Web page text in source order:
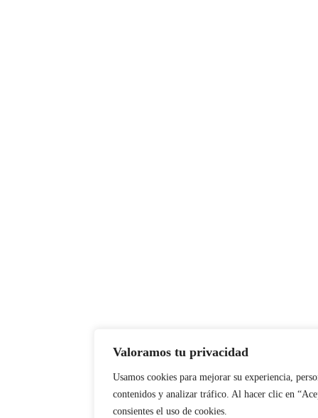
Valoramos tu privacidad
Usamos cookies para mejorar su experiencia,
contenidos y analizar tráfico. Al hacer clic en
consientes el uso de cookies.